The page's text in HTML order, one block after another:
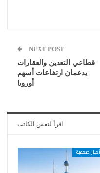
NEXT POST
قطاعي التعدين والعقارات
يدعمان ارتفاعات أسهم
أوروبا
اقرأ لنفس الكاتب
أخبار صحفية